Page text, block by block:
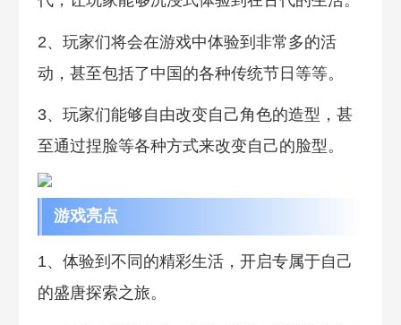
2、玩家们将会在游戏中体验到非常多的活
动，甚至包括了中国的各种传统节日等等。
3、玩家们能够自由改变自己角色的造型，甚
至通过捏脸等各种方式来改变自己的脸型。
游戏亮点
1、体验到不同的精彩生活，开启专属于自己
的盛唐探索之旅。